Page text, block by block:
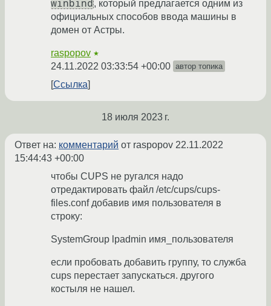
winbind , который предлагается одним из
официальных способов ввода машины в
домен от Астры.
raspopov ★
24.11.2022 03:33:54 +00:00 автор топика
Ссылка
18 июля 2023 г.
Ответ на: комментарий от raspopov 22.11.2022
15:44:43 +00:00
чтобы CUPS не ругался надо
отредактировать файл /etc/cups/cups-
files.conf добавив имя пользователя в
строку:
SystemGroup lpadmin имя_пользователя
если пробовать добавить группу, то служба
cups перестает запускаться. другого
костыля не нашел.